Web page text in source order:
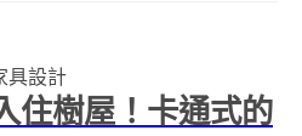
蛛人的願望，倒吊在牆上！藝
家...
具設計
住樹屋！卡通式的